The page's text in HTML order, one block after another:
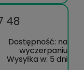
48
Dostępność: na
wyczerpaniu
Wysyłka w: 5 dni